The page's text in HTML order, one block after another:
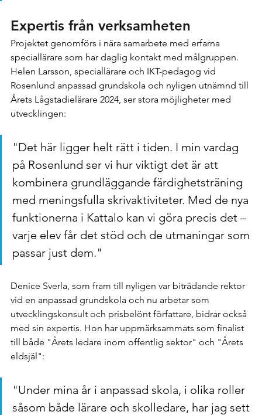
Expertis från verksamheten
Projektet genomförs i nära samarbete med erfarna
speciallärare som har daglig kontakt med målgruppen.
Helen Larsson, speciallärare och IKT-pedagog vid
Rosenlund anpassad grundskola och nyligen utnämnd till
Årets Lågstadielärare 2024, ser stora möjligheter med
utvecklingen:
"Det här ligger helt rätt i tiden. I min vardag
på Rosenlund ser vi hur viktigt det är att
kombinera grundläggande färdighetsträning
med meningsfulla skrivaktiviteter. Med de nya
funktionerna i Kattalo kan vi göra precis det –
varje elev får det stöd och de utmaningar som
passar just dem."
Denice Sverla, som fram till nyligen var biträdande rektor
vid en anpassad grundskola och nu arbetar som
utvecklingskonsult och prisbelönt författare, bidrar också
med sin expertis. Hon har uppmärksammats som finalist
till både "Årets ledare inom offentlig sektor" och "Årets
eldsjäl":
"Under mina år i anpassad skola, i olika roller
såsom både lärare och skolledare, har jag sett